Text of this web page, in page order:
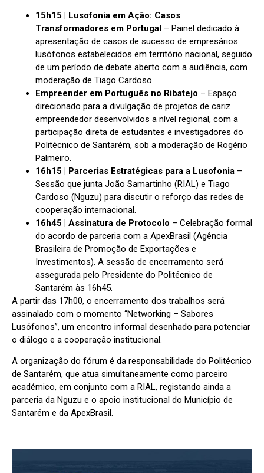
15h15 | Lusofonia em Ação: Casos
Transformadores em Portugal – Painel dedicado à
apresentação de casos de sucesso de empresários
lusófonos estabelecidos em território nacional, seguido
de um período de debate aberto com a audiência, com
moderação de Tiago Cardoso.
Empreender em Português no Ribatejo – Espaço
direcionado para a divulgação de projetos de cariz
empreendedor desenvolvidos a nível regional, com a
participação direta de estudantes e investigadores do
Politécnico de Santarém, sob a moderação de Rogério
Palmeiro.
16h15 | Parcerias Estratégicas para a Lusofonia –
Sessão que junta João Samartinho (RIAL) e Tiago
Cardoso (Nguzu) para discutir o reforço das redes de
cooperação internacional.
16h45 | Assinatura de Protocolo – Celebração formal
do acordo de parceria com a ApexBrasil (Agência
Brasileira de Promoção de Exportações e
Investimentos). A sessão de encerramento será
assegurada pelo Presidente do Politécnico de
Santarém às 16h45.
A partir das 17h00, o encerramento dos trabalhos será
assinalado com o momento “Networking – Sabores
Lusófonos”, um encontro informal desenhado para potenciar
o diálogo e a cooperação institucional.
A organização do fórum é da responsabilidade do Politécnico
de Santarém, que atua simultaneamente como parceiro
académico, em conjunto com a RIAL, registando ainda a
parceria da Nguzu e o apoio institucional do Município de
Santarém e da ApexBrasil.